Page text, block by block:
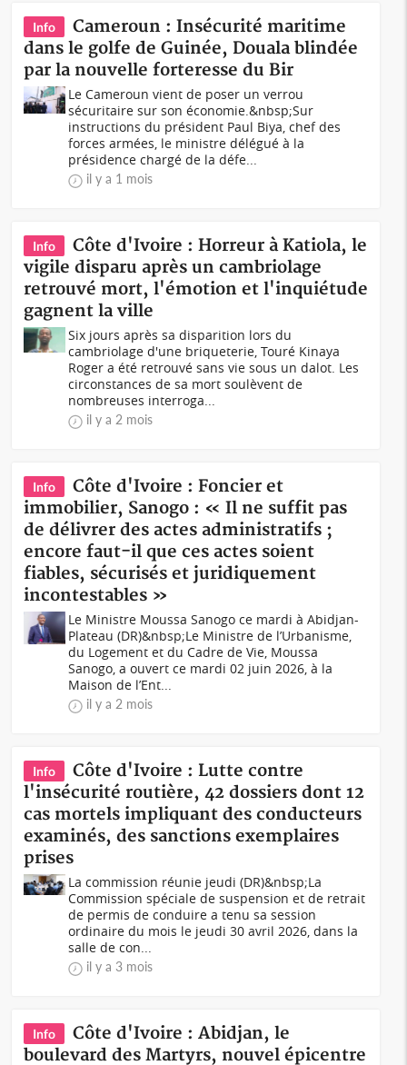
Info
Cameroun : Insécurité maritime
dans le golfe de Guinée, Douala blindée
par la nouvelle forteresse du Bir
Le Cameroun vient de poser un verrou
sécuritaire sur son économie.&nbsp;Sur
instructions du président Paul Biya, chef des
forces armées, le ministre délégué à la
présidence chargé de la défe...
il y a 1 mois
Info
Côte d'Ivoire : Horreur à Katiola, le
vigile disparu après un cambriolage
retrouvé mort, l'émotion et l'inquiétude
gagnent la ville
Six jours après sa disparition lors du
cambriolage d'une briqueterie, Touré Kinaya
Roger a été retrouvé sans vie sous un dalot. Les
circonstances de sa mort soulèvent de
nombreuses interroga...
il y a 2 mois
Info
Côte d'Ivoire : Foncier et
immobilier, Sanogo : « Il ne suffit pas
de délivrer des actes administratifs ;
encore faut-il que ces actes soient
fiables, sécurisés et juridiquement
incontestables »
Le Ministre Moussa Sanogo ce mardi à Abidjan-
Plateau (DR)&nbsp;Le Ministre de l’Urbanisme,
du Logement et du Cadre de Vie, Moussa
Sanogo, a ouvert ce mardi 02 juin 2026, à la
Maison de l’Ent...
il y a 2 mois
Info
Côte d'Ivoire : Lutte contre
l'insécurité routière, 42 dossiers dont 12
cas mortels impliquant des conducteurs
examinés, des sanctions exemplaires
prises
La commission réunie jeudi (DR)&nbsp;La
Commission spéciale de suspension et de retrait
de permis de conduire a tenu sa session
ordinaire du mois le jeudi 30 avril 2026, dans la
salle de con...
il y a 3 mois
Info
Côte d'Ivoire : Abidjan, le
boulevard des Martyrs, nouvel épicentre